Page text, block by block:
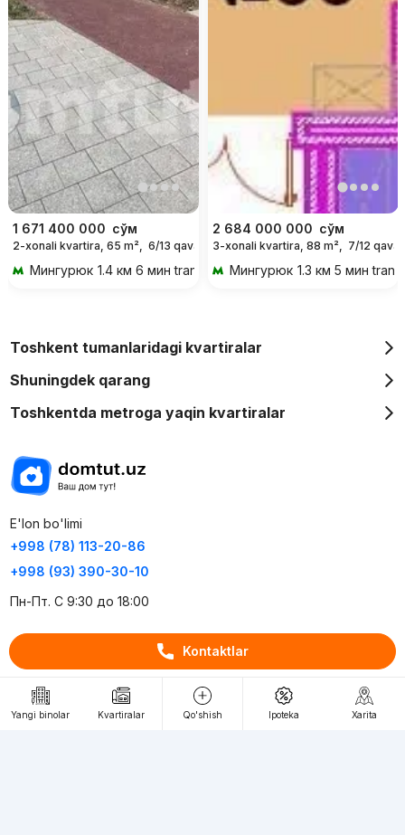
Kontaktlar
1 671 400 000 сўм
2-xonali kvartira, 65 m², 6/13 qavat
Мингурюк 1.4 км 6 мин transportda
2 684 000 000 сўм
3-xonali kvartira, 88 m², 7/12 qavat
Мингурюк 1.3 км 5 мин
Yangi binolar Kvartiralar Qo'shish Ipoteka Xarita
Toshkent tumanlaridagi kvartiralar
Shuningdek qarang
Toshkentda metroga yaqin kvartiralar
E'lon bo'limi
+998 (78) 113-20-86
+998 (93) 390-30-10
Пн-Пт. С 9:30 до 18:00
Kontaktlar